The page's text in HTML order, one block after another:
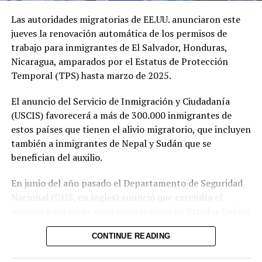
Asimismo, el sistema de manejo de equipaje opera con
12 bandas transportadoras, con capacidad para
procesar hasta 16,500 maletas por hora, incluyendo una
banda especializada para equipaje sobredimensionado.
Para los pasajeros que salen del país, la terminal
dispone de 122 puntos de registro (check-in), además de
filas prioritarias para familias y el sistema de Migración
Invisible, que agiliza el proceso antes del abordaje. El
a las familias mediante la certificación Family Friendly,
ofreciendo 16 posiciones migratorias exclusivas para
áreas lúdicas, espacios accesibles, sillas de ruedas,
señalización especializada y personal capacitado. Como
parte de los servicios disponibles, los usuarios cuentan
Las autoridades migratorias de EE.UU. anunciaron este
jueves la renovación automática de los permisos de
trabajo para inmigrantes de El Salvador, Honduras,
Nicaragua, amparados por el Estatus de Protección
Temporal (TPS) hasta marzo de 2025.
El anuncio del Servicio de Inmigración y Ciudadanía
(USCIS) favorecerá a más de 300.000 inmigrantes de
estos países que tienen el alivio migratorio, que incluyen
también a inmigrantes de Nepal y Sudán que se
benefician del auxilio.
En junio del año pasado el Departamento de Seguridad
Nacional (DHS, en inglés) anunció que extendía el
estaba en riesgo después de que la Administración de
Donald Trump (2017-2021) intentara retirarles el
CONTINUE READING